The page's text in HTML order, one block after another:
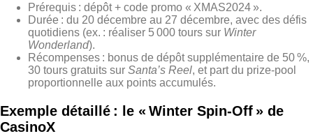
Prérequis : dépôt + code promo « XMAS2024 ».
Durée : du 20 décembre au 27 décembre, avec des défis
quotidiens (ex. : réaliser 5 000 tours sur Winter
Wonderland).
Récompenses : bonus de dépôt supplémentaire de 50 %,
30 tours gratuits sur Santa’s Reel, et part du prize‑pool
proportionnelle aux points accumulés.
Exemple détaillé : le « Winter Spin‑Off » de
CasinoX